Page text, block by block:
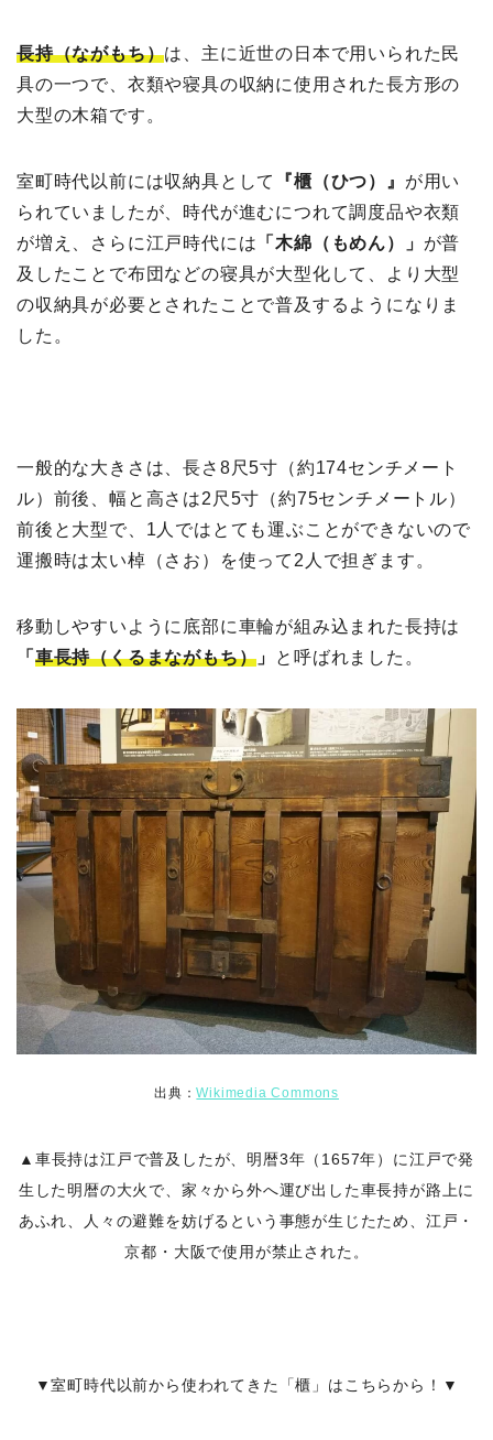
長持（ながもち）は、主に近世の日本で用いられた民
具の一つで、衣類や寝具の収納に使用された長方形の
大型の木箱です。
室町時代以前には収納具として 『櫃（ひつ）』 が用い
られていましたが、時代が進むにつれて調度品や衣類
が増え、さらに江戸時代には 「木綿（もめん）」 が普
及したことで布団などの寝具が大型化して、より大型
の収納具が必要とされたことで普及するようになりま
した。
一般的な大きさは、長さ8尺5寸（約174センチメート
ル）前後、幅と高さは2尺5寸（約75センチメートル）
前後と大型で、1人ではとても運ぶことができないので
運搬時は太い棹（さお）を使って2人で担ぎます。
移動しやすいように底部に車輪が組み込まれた長持は
「 車長持（くるまながもち） 」 と呼ばれました。
出典：Wikimedia Commons
▲車長持は江戸で普及したが、明暦3年（1657年）に江戸で発
生した明暦の大火で、家々から外へ運び出した車長持が路上に
あふれ、人々の避難を妨げるという事態が生じたため、江戸・
京都・大阪で使用が禁止された 。
▼室町時代以前から使われてきた「櫃」はこちらから！▼